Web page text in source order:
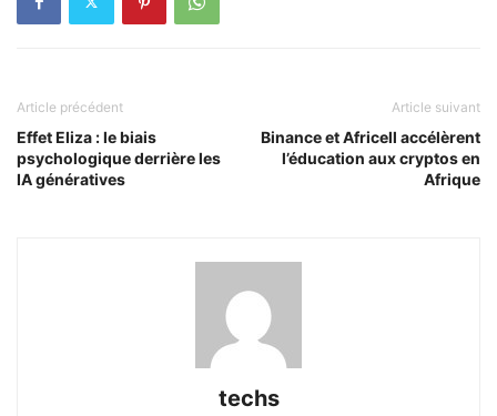
Article précédent
Effet Eliza : le biais
psychologique derrière les
IA génératives
Article suivant
Binance et Africell accélèrent
l’éducation aux cryptos en
Afrique
techs